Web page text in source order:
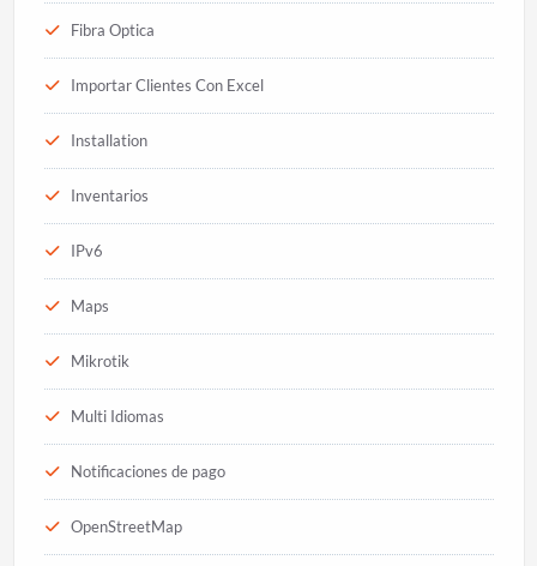
Fibra Optica
Importar Clientes Con Excel
Installation
Inventarios
IPv6
Maps
Mikrotik
Multi Idiomas
Notificaciones de pago
OpenStreetMap